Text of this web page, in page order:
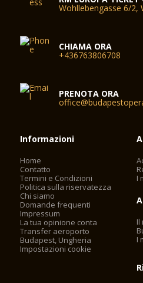
Wohllebengasse 6/2,
CHIAMA ORA
+436763806708
PRENOTA ORA
Informazioni
Home
Contatto
Termini e Condizioni
Politica sulla riservatezza
Chi siamo
Domande frequenti
Impressum
La tua opinione conta
Transfer aeroporto
Budapest, Ungheria
Impostazioni cookie
I
Il
I